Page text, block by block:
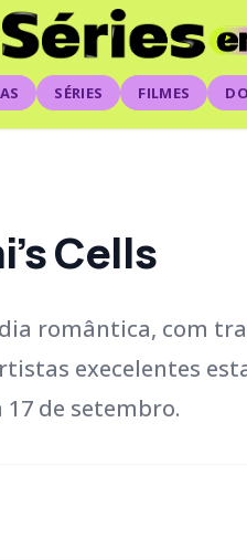
SÉRIES FILMES
Cells
romântica, com
execelentes
de setembro.